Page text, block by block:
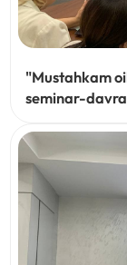
"Mustahkam
seminar-